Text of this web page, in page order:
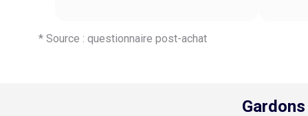
* Source : questionnaire post-achat